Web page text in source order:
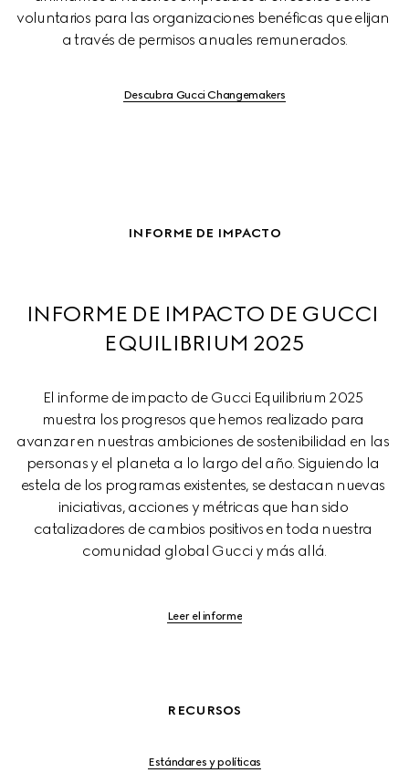
voluntarios para las organizaciones benéficas que elijan
a través de permisos anuales remunerados.
Descubra Gucci Changemakers
INFORME DE IMPACTO
INFORME DE IMPACTO DE GUCCI
EQUILIBRIUM 2025
El informe de impacto de Gucci Equilibrium 2025
muestra los progresos que hemos realizado para
avanzar en nuestras ambiciones de sostenibilidad en las
personas y el planeta a lo largo del año. Siguiendo la
estela de los programas existentes, se destacan nuevas
iniciativas, acciones y métricas que han sido
catalizadores de cambios positivos en toda nuestra
comunidad global Gucci y más allá.
Leer el informe
RECURSOS
Estándares y políticas